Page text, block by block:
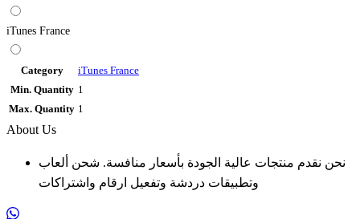
iTunes France
Category
iTunes France
Min. Quantity 1
Max. Quantity 1
About Us
نحن نقدم منتجات عالية الجودة بأسعار منافسة. شحن ألعاب
وتطبيقات دردشة وتفعيل ارقام واشتراكات